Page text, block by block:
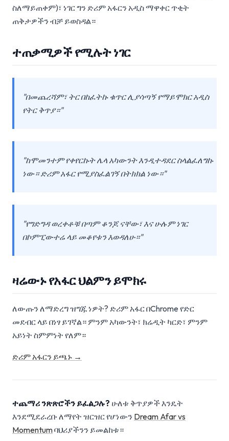
ስለማይጠቀም)፣ ነገር ግን ድሪም አፋርን አዲስ ማዋቀር ጥቂት
ጠቅታዎችን ብቻ ይወስዳል።
ተጠቃሚዎች የሚሉት ነገር
"በመጨረሻም፣ ትር በከፈትኩ ቁጥር ሊያሳጣኝ የማይሞክር አዲስ
የትር ቅጥያ።"
"ከሞመንተም የቀየርኩት ሌላ አካውንት እንዲተዳደር ስላልፈለግኩ
ነው። ድሪም አፋር የሚያስፈልገኝ በትክክል ነው።"
"የግድግዳ ወረቀቶቹ በጣም ቆንጆ ናቸው፣ እና ሁሉም ነገር
በኮምፒውተሬ ላይ መቆየቱን እወዳለሁ።"
ዛሬውኑ የአፋር ህልምን ይሞክሩ
ለውጡን ለማድረግ ዝግጁ ነዎት? ድሪም አፋር በChrome የድር
መደብር ላይ በነፃ ይገኛል። ምንም አካውንት፣ ክሬዲት ካርድ፣ ምንም
አይነት ስምምነት የለም።
ድሪም አፋርን ይጫኑ →
ተጨማሪ ንጽጽሮችን ይፈልጋሉ? ሁለቱ ቅጥያዎች እንዴት
እንደሚደራረቡ ለማየት ዝርዝር የሆነውን Dream Afar vs
Momentumባህሪያችንን ይመልከቱ።